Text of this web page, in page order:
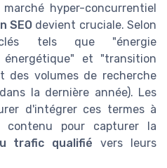
hyper-concurrentiel
SEO devient cruciale. Selon
clés tels que "énergie
énergétique" et "transition
des volumes de recherche
la dernière année). Les
d'intégrer ces termes à
pour capturer la
trafic qualifié vers leurs